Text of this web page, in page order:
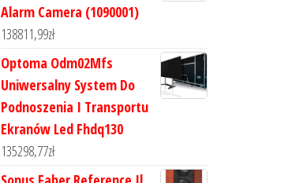
Alarm Camera (1090001)
138811,99zł
Optoma Odm02Mfs
Uniwersalny System Do
Podnoszenia I Transportu
Ekranów Led Fhdq130
135298,77zł